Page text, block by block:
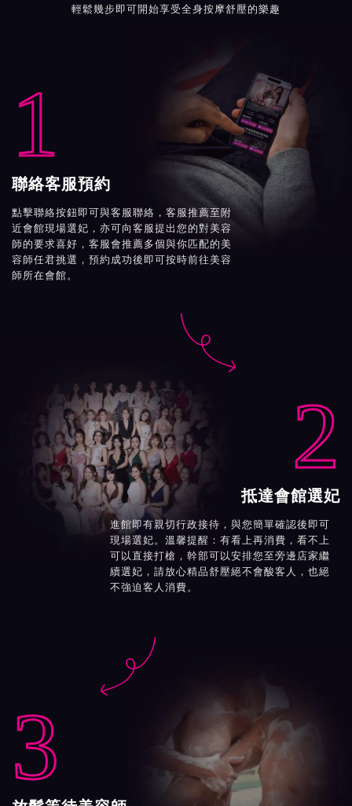
輕鬆幾步即可開始享受全身按摩舒壓的樂趣
1
聯絡客服預約
點擊聯絡按鈕即可與客服聯絡，客服推薦至附
近會館現場選妃，亦可向客服提出您的對美容
師的要求喜好，客服會推薦多個與你匹配的美
容師任君挑選，預約成功後即可按時前往美容
師所在會館。

2
抵達會館選妃
進館即有親切行政接待，與您簡單確認後即可
現場選妃。溫馨提醒：有看上再消費，看不上
可以直接打槍，幹部可以安排您至旁邊店家繼
續選妃，請放心精品舒壓絕不會酸客人，也絕
不強迫客人消費。

3